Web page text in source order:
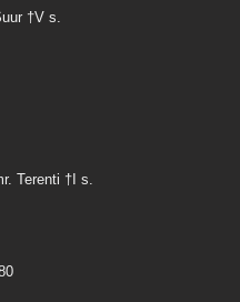
†V s.
Terenti †I s.